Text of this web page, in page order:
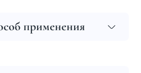
применения